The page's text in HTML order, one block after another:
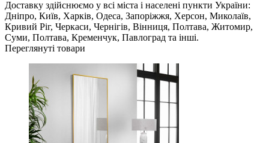
Доставку здійснюємо у всі міста і населені пункти України:
Дніпро, Київ, Харків, Одеса, Запоріжжя, Херсон, Миколаїв,
Кривий Ріг, Черкаси, Чернігів, Вінниця, Полтава, Житомир,
Суми, Полтава, Кременчук, Павлоград та інші.
Переглянуті товари